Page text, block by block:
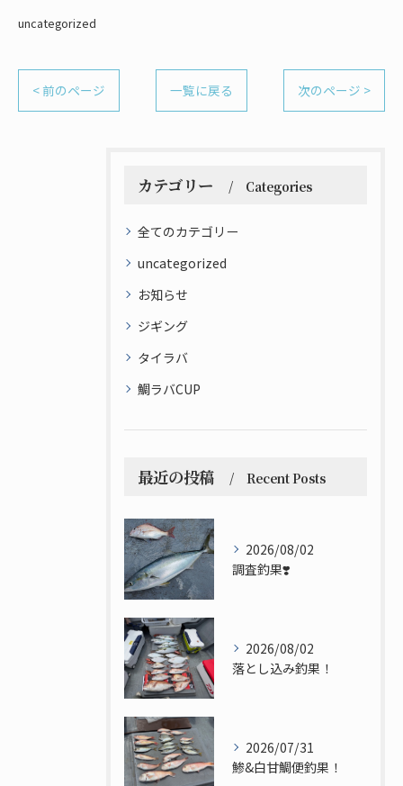
uncategorized
< 前のページ 一覧に戻る 次のページ >
カテゴリー Categories
全てのカテゴリー
uncategorized
お知らせ
ジギング
タイラバ
鯛ラバCUP
最近の投稿 Recent Posts
2026/08/02
調査釣果❣️
2026/08/02
落とし込み釣果！
2026/07/31
鯵&白甘鯛便釣果！